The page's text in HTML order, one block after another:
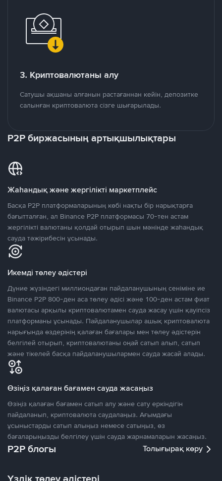
3. Криптовалютаны алу
Сатушы ақшаны алғанын растағаннан кейін, депозитке
салынған криптовалюта сізге шығарылады.
P2P биржасының артықшылықтары
Жаһандық және жергілікті маркетплейс
Басқа P2P платформаларының көбі нақты бір нарықтарға
бағытталған, ал Binance P2P платформасы 70-тен астам
жергілікті валютаны қолдай отырып шын мәнінде жаһандық
сауда тәжірибесін ұсынады.
Икемді төлеу әдістері
Дүние жүзіндегі миллиондаған пайдаланушының сеніміне ие
Binance P2P 800-ден аса төлеу әдісі және 100-ден астам фиат
валютасы арқылы криптовалютамен сауда жасау үшін қауіпсіз
платформаны ұсынады. Пайдаланушылар ашық криптовалюта
нарығында өздерінің қалаған бағалары мен төлеу әдістерін
белгілей отырып, криптовалютаны оңай сатып алып, сатып
және тікелей басқа пайдаланушылармен сауда жасай алады.
Өзіңіз қалаған бағамен сауда жасаңыз
Өзіңіз қалаған бағамен сатып алу және сату еркіндігін
пайдаланып, криптовалюта саудалаңыз. Ағымдағы
ұсыныстарды сатып алыңыз немесе сатыңыз, өз
бағаларыңызды белгілеу үшін сауда жарнамаларын жасаңыз.
P2P блогы Толығырақ көру